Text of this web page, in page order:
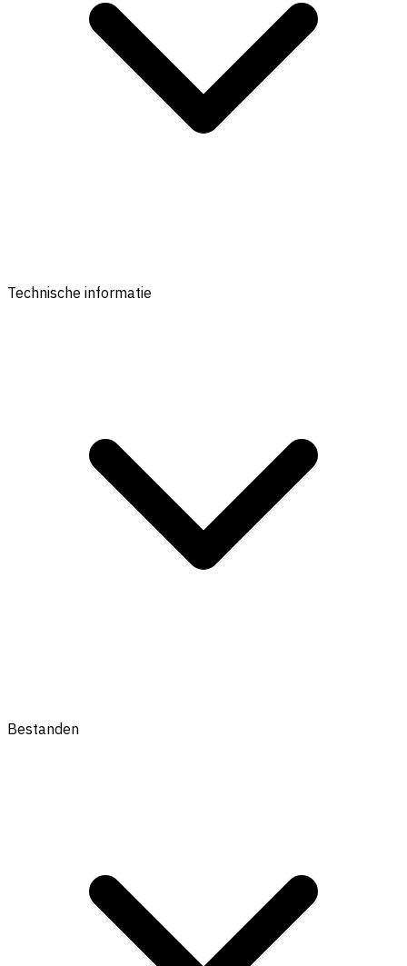
Technische informatie
Bestanden